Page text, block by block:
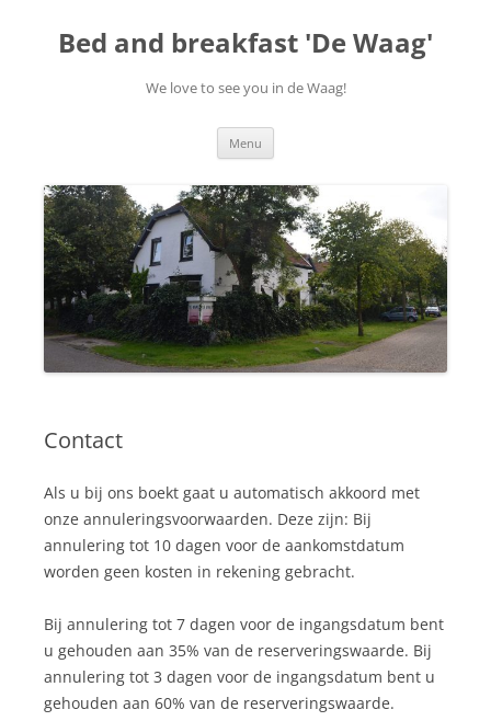
Bed and breakfast 'De Waag'
We love to see you in de Waag!
Menu
Contact
Als u bij ons boekt gaat u automatisch akkoord met
onze annuleringsvoorwaarden. Deze zijn: Bij
annulering tot 10 dagen voor de aankomstdatum
worden geen kosten in rekening gebracht.
Bij annulering tot 7 dagen voor de ingangsdatum bent
u gehouden aan 35% van de reserveringswaarde. Bij
annulering tot 3 dagen voor de ingangsdatum bent u
gehouden aan 60% van de reserveringswaarde.